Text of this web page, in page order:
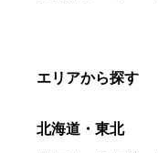
エリアから探す
北海道・東北